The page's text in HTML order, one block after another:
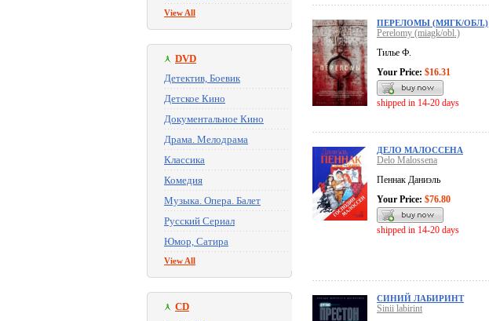
View All
DVD
Детектив, Боевик
Детское Кино
Документальное Кино
Драма. Мелодрама
Классика
Комедия
Музыка. Опера. Балет
Русский Сериал
Юмор, Сатира
View All
CD
ПЕРЕЛОМЫ (МЯГК/ОБЛ.)
Perelomy (miagk/obl.)
Тилье Ф.
Your Price: $16.31
shipped in 14-20 days
ДЕЛО МАЛОССЕНА
Delo Malossena
Пеннак Даниэль
Your Price: $76.80
shipped in 14-20 days
СИНИЙ ЛАБИРИНТ
Sinii labirint